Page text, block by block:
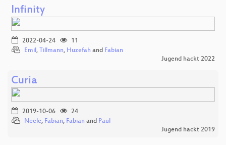
Infinity
2022-04-24
11
Emil, Tillmann, Huzefah and Fabian
Jugend hackt 2022
Curia
2019-10-06
24
Neele, Fabian, Fabian and Paul
Jugend hackt 2019